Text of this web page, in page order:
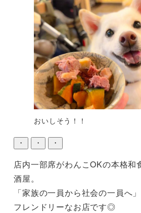
おいしそう！！
・ ・ ・
店内一部席がわんこOKの本格和
酒屋。
「家族の一員から社会の一員へ
フレンドリーなお店です◎